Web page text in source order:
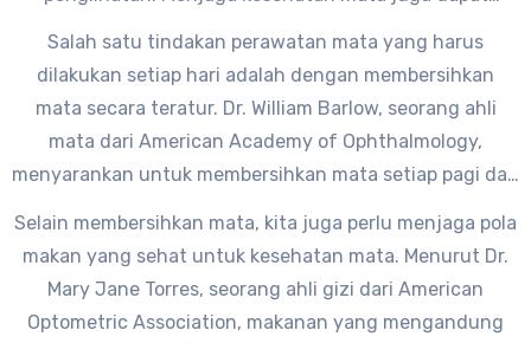
seperti mata kering, mata merah, atau bahkan
gangguan penglihatan yang lebih serius.
Salah satu tindakan perawatan mata yang harus
dilakukan setiap hari adalah dengan membersihkan
mata secara teratur. Dr. William Barlow, seorang ahli
mata dari American Academy of Ophthalmology,
menyarankan untuk membersihkan mata setiap pagi dan
membantu menghilangkan kotoran atau debu yang
menempel pada mata dan mencegah infeksi.
Selain membersihkan mata, kita juga perlu menjaga pola
makan yang sehat untuk kesehatan mata. Menurut Dr.
Mary Jane Torres, seorang ahli gizi dari American
Optometric Association, makanan yang mengandung